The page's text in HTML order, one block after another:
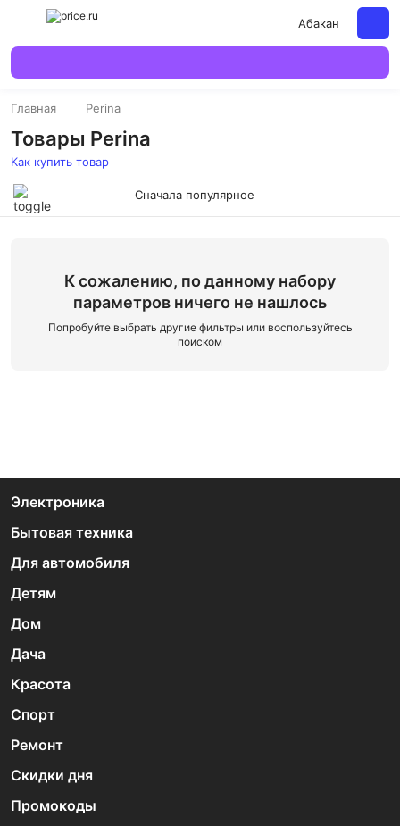
Абакан
Главная Perina
Товары Perina
Как купить товар
Сначала популярное
К сожалению, по данному набору
параметров ничего не нашлось
Попробуйте выбрать другие фильтры или воспользуйтесь
поиском
Электроника
Бытовая техника
Для автомобиля
Детям
Дом
Дача
Красота
Спорт
Ремонт
Скидки дня
Промокоды